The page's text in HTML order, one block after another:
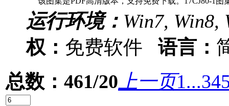
运行环境： Win7, Win8,
权： 免费软件 语言：
总数：461/20 上一页1...34